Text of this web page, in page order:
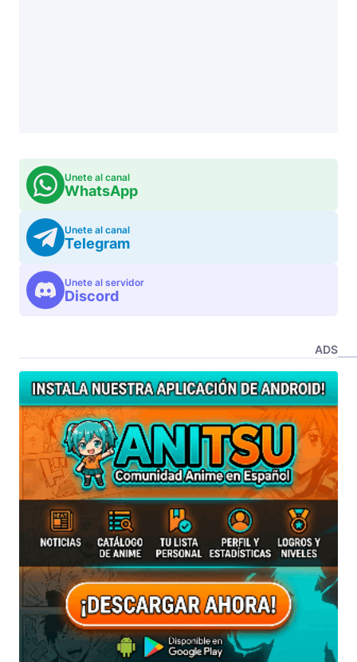
Unete al canal
WhatsApp
Unete al canal
Telegram
Unete al servidor
Discord
ADS